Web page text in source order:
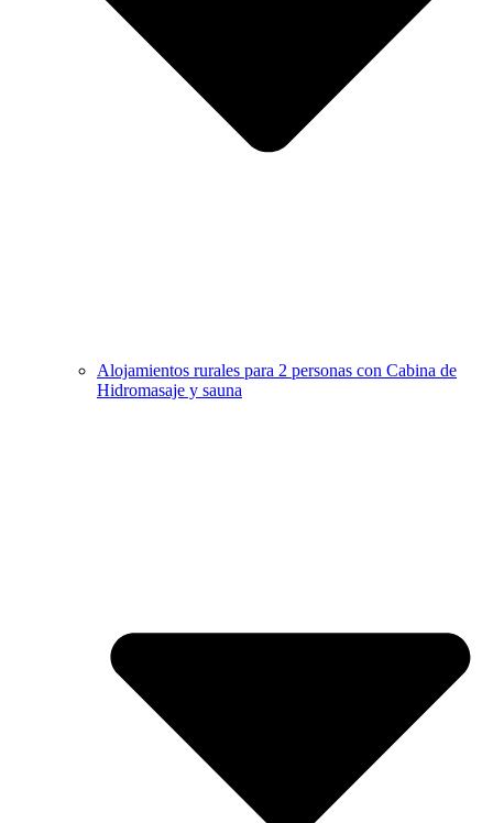
Alojamientos rurales para 2 personas con Cabina de
Hidromasaje y sauna